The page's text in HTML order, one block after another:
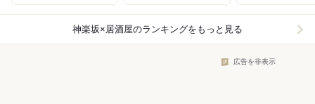
神楽坂×居酒屋のランキングをもっと見る
広告を非表示